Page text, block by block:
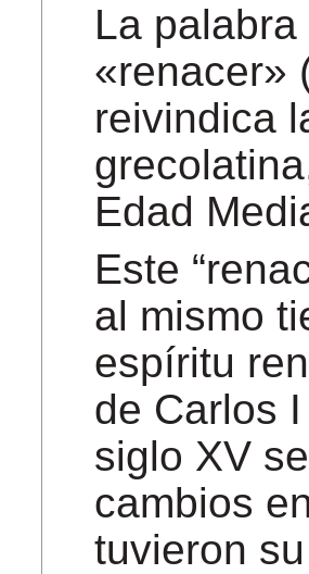
La
«renacer»
reivindica
Edad
Este
al mismo
espíritu
de Carlos
siglo XV
cambios
tuvieron